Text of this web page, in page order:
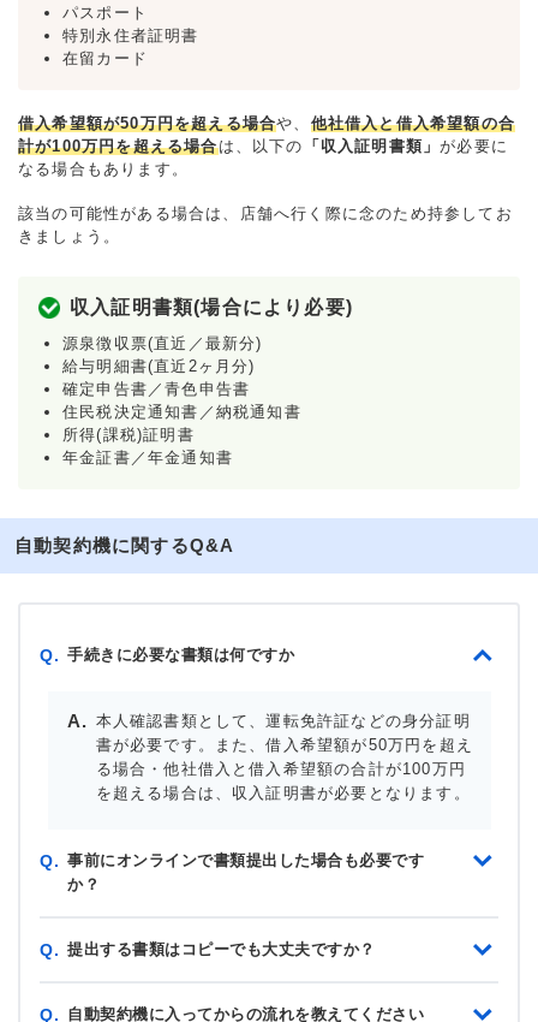
パスポート
特別永住者証明書
在留カード
借入希望額が50万円を超える場合や、 他社借入と借入希望額の合
計が100万円を超える場合は、以下の 「収入証明書類」が必要に
なる場合もあります。
該当の可能性がある場合は、店舗へ行く際に念のため持参してお
きましょう。
収入証明書類(場合により必要)
源泉徴収票(直近／最新分)
給与明細書(直近2ヶ月分)
確定申告書／青色申告書
住民税決定通知書／納税通知書
所得(課税)証明書
年金証書／年金通知書
自動契約機に関するQ&A
Q. 手続きに必要な書類は何ですか
本人確認書類として、運転免許証などの身分証明
書が必要です。また、借入希望額が50万円を超え
る場合・他社借入と借入希望額の合計が100万円
を超える場合は、収入証明書が必要となります。
Q. 事前にオンラインで書類提出した場合も必要です
か？
Q. 提出する書類はコピーでも大丈夫ですか？
Q. 自動契約機に入ってからの流れを教えてください